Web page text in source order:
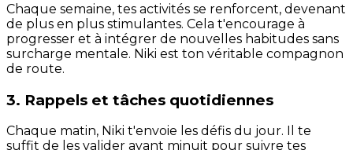
Chaque semaine, tes activités se renforcent, devenant
de plus en plus stimulantes. Cela t'encourage à
progresser et à intégrer de nouvelles habitudes sans
surcharge mentale. Niki est ton véritable compagnon
de route.
3. Rappels et tâches quotidiennes
Chaque matin, Niki t'envoie les défis du jour. Il te
suffit de les valider avant minuit pour suivre tes